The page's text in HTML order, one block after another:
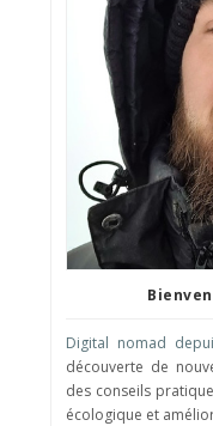
Digital nomad
découverte de
des conseils
écologique et